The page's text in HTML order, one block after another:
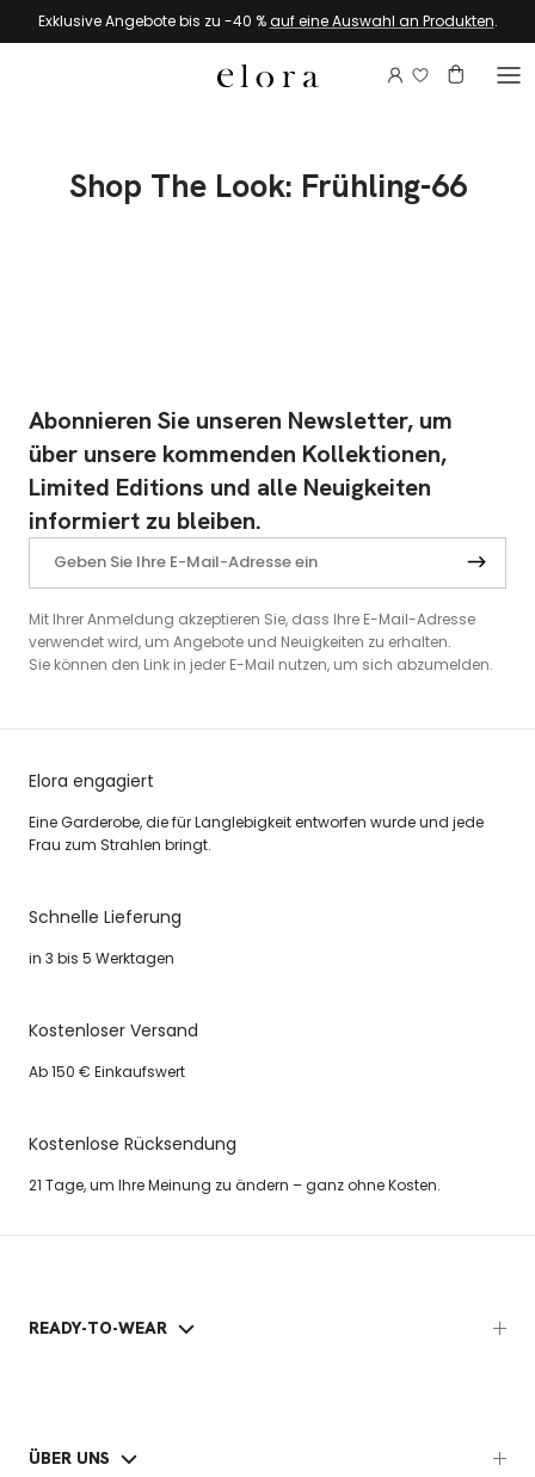
Zum Inhalt springen
Exklusive Angebote bis zu -40 %auf eine Auswahl an Produkten.
KontoMelden Sie
Shop The Look: Frühling-66
Abonnieren Sie unseren Newsletter, um
über unsere kommenden Kollektionen,
Limited Editions und alle Neuigkeiten
informiert zu bleiben.
Mit Ihrer Anmeldung akzeptieren Sie, dass Ihre E-Mail-Adresse
verwendet wird, um Angebote und Neuigkeiten zu erhalten.
Sie können den Link in jeder E-Mail nutzen, um sich abzumelden.
Elora engagiert
Eine Garderobe, die für Langlebigkeit entworfen wurde und jede
Frau zum Strahlen bringt.
Schnelle Lieferung
in 3 bis 5 Werktagen
Kostenloser Versand
Ab 150 € Einkaufswert
Kostenlose Rücksendung
21 Tage, um Ihre Meinung zu ändern – ganz ohne Kosten.
READY-TO-WEAR
ÜBER UNS